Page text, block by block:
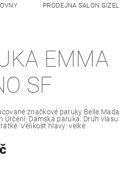
PRODEJNA SALON
EMMA
SF
značkové paruky Belle
Určení: Dámská paruka. Druh
Velikost hlavy: velké